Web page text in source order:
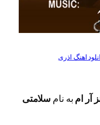
سلامتی